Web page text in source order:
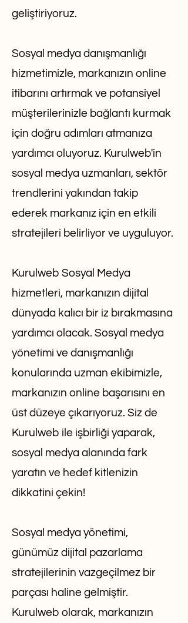
geliştiriyoruz.
Sosyal medya danışmanlığı
hizmetimizle, markanızın online
itibarını artırmak ve potansiyel
müşterilerinizle bağlantı kurmak
için doğru adımları atmanıza
yardımcı oluyoruz. Kurulweb'in
sosyal medya uzmanları, sektör
trendlerini yakından takip
ederek markanız için en etkili
stratejileri belirliyor ve uyguluyor.
Kurulweb Sosyal Medya
hizmetleri, markanızın dijital
dünyada kalıcı bir iz bırakmasına
yardımcı olacak. Sosyal medya
yönetimi ve danışmanlığı
konularında uzman ekibimizle,
markanızın online başarısını en
üst düzeye çıkarıyoruz. Siz de
Kurulweb ile işbirliği yaparak,
sosyal medya alanında fark
yaratın ve hedef kitlenizin
dikkatini çekin!
Sosyal medya yönetimi,
günümüz dijital pazarlama
stratejilerinin vazgeçilmez bir
parçası haline gelmiştir.
Kurulweb olarak, markanızın